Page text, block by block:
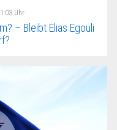
Uhr
– Bleibt Elias Egouli